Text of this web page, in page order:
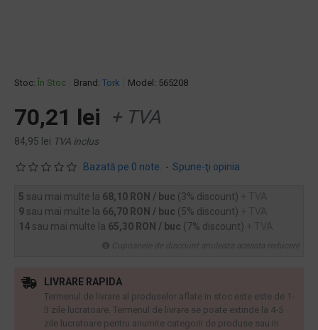
Stoc: În Stoc Brand: Tork Model: 565208
Bazată pe 0 note. - Spune-ţi opinia
70,21 lei + TVA
84,95 lei TVA inclus
5 sau mai multe la 68,10 RON / buc (3% discount)
9 sau mai multe la 66,70 RON / buc (5% discount)
14 sau mai multe la 65,30 RON / buc (7% discount)
LIVRARE RAPIDA
Termenul de livrare al produselor aflate in stoc este este de 1-
3 zile lucratoare. Termenul de livrare se poate extinde la 4-5
zile lucratoare pentru anumite categorii de produse sau in